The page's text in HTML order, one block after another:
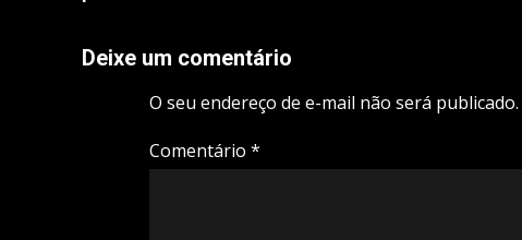
Deixe um comentário
O seu endereço de e-mail não será publicado.
Comentário *